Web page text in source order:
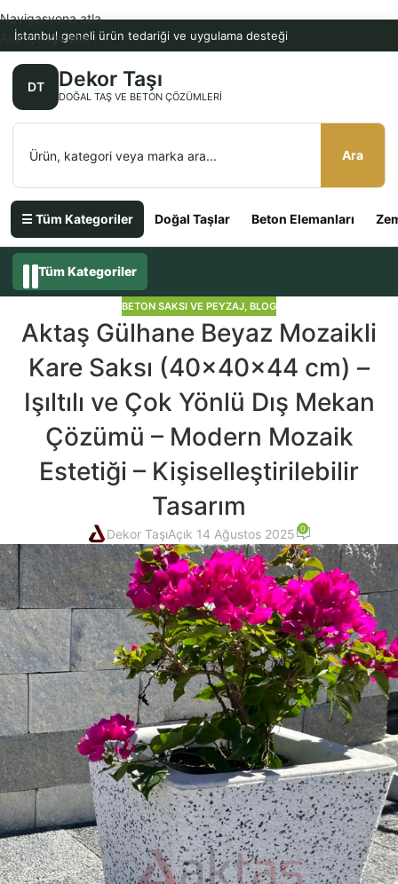
İstanbul geneli ürün tedariği ve uygulama desteği
DT Dekor Taşı
DOĞAL TAŞ VE BETON ÇÖZÜMLERI
Ara
☰ Tüm Kategoriler Doğal Taşlar Beton Elemanları
Navigasyona atla
Ana içeriğe atla
Tüm Kategoriler
BETON SAKSI VE PEYZAJ, BLOG
Aktaş Gülhane Beyaz Mozaikli
Kare Saksı (40x40x44 cm) –
Işıltılı ve Çok Yönlü Dış Mekan
Çözümü – Modern Mozaik
Estetiği – Kişiselleştirilebilir
Tasarım
Dekor TaşıAçık 14 Ağustos 2025 0